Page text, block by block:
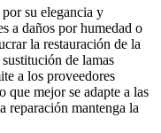
su elegancia y
a daños por humedad o
la restauración de la
de lamas
a los proveedores
que mejor se adapte a las
reparación mantenga la